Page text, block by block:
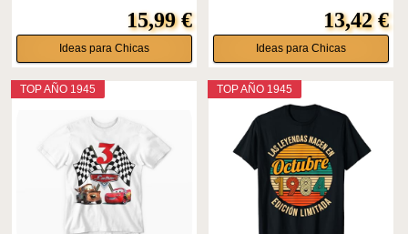
15,99 €
Ideas para Chicas
13,42 €
Ideas para Chicas
TOP AÑO 1945 TOP AÑO 1945